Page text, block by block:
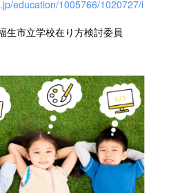
education/1005766/1020727/i
生市立学校在り方検討委員